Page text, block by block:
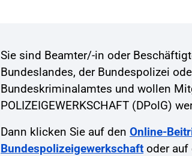
Sie sind Beamter/-in oder
Bundeslandes, der Bundespolizei
Bundeskriminalamtes und wollen
POLIZEIGEWERKSCHAFT (DPolG)
Dann klicken Sie auf den Online-
Bundespolizeigewerkschaft oder auf